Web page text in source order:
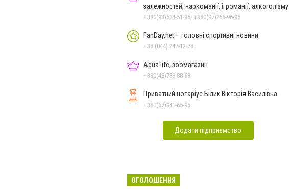
залежностей, наркоманії, ігроманії, алкоголізму
+380(93)504-51-95, +380(97)266-96-96
FanDay.net – головні спортивні новини
+38 (044) 247-12-78
Aqua life, зоомагазин
+380(48)788-88-68
Приватний нотаріус Білик Вікторія Василівна
+380(67)941-65-95
Додати підприємство
ОГОЛОШЕННЯ